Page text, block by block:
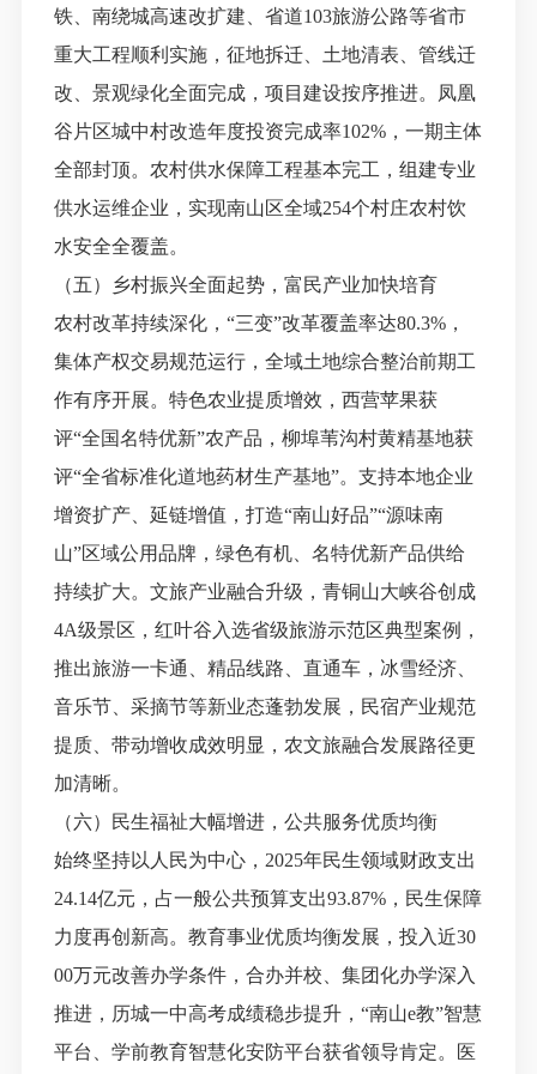
铁、南绕城高速改扩建、省道103旅游公路等省市
重大工程顺利实施，征地拆迁、土地清表、管线迁
改、景观绿化全面完成，项目建设按序推进。凤凰
谷片区城中村改造年度投资完成率102%，一期主体
全部封顶。农村供水保障工程基本完工，组建专业
供水运维企业 ， 实现南山区全域254个村庄农村饮
水安全全覆盖。
（五）乡村振兴全面起势，富民产业加快培育
农村改革持续深化， “三变”改革覆盖率达80.3%，
集体产权交易规范运行，全域土地综合整治前期工
作有序开展。特色农业提质增效，西营苹果获
评“全国名特优新”农产品，柳埠苇沟村黄精基地获
评“全省标准化道地药材生产基地”。支持本地企业
增资扩产、延链增值，打造“南山好品”“源味南
山”区域公用品牌，绿色有机、名特优新产品供给
持续扩大。文旅产业融合升级，青铜山大峡谷创成
4A级景区，红叶谷入选省级旅游示范区典型案例，
推出旅游一卡通、精品线路、直通车，冰雪经济、
音乐节、采摘节等新业态蓬勃发展，民宿产业规范
提质、带动增收成效明显，农文旅融合发展路径更
加清晰。
（六）民生福祉大幅增进，公共服务优质均衡
始终坚持以人民为中心， 2025年民生领域财政支出
24.14亿元，占一般公共预算支出93.87%，民生保障
力度再创新高。教育事业优质均衡发展，投入近30
00万元改善办学条件，合办并校、集团化办学深入
推进，历城一中高考成绩稳步提升，“南山e教”智慧
平台、学前教育智慧化安防平台获省领导肯定。医